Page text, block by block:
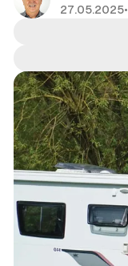
27.05.2025•